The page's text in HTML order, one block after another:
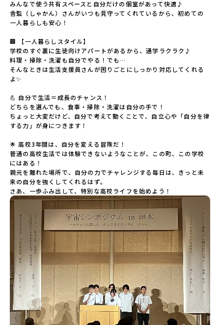
みんなで使う共有スペースと自分だけの個室があって快適♪
舎監（しゃかん）さんがいつも見守ってくれているから、初めての
一人暮らしも安心！
🏢 【一人暮らしスタイル】
学校のすぐ裏に生徒向けアパートがあるから、通学ラクラク♪
料理・掃除・洗濯も自分でやる！でも…
そんなときは生活支援員さんが困りごとにしっかり対応してくれる
よ✨
💪 自分で生活＝成長のチャンス！
どちらを選んでも、食事・掃除・洗濯は自分の手で！
ちょっと大変だけど、自分で考えて動くことで、自立心や「自分を律
する力」が身につきます！
🌟 高校3年間は、自分を変える冒険だ！
普通の高校生活では体験できないようなことが、この町、この学校
にはある！
親元を離れた場所で、自分の力でチャレンジする毎日は、きっと未
来の自分を強くしてくれるはず。
さあ、一歩ふみ出して、特別な高校ライフを始めよう！